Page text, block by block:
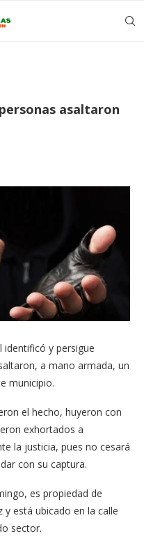
asaltaron
identificó y persigue
a mano armada, un
municipio.
el hecho, huyeron con
exhortados a
la justicia, pues no cesará
con su captura.
es propiedad de
y está ubicado en la calle
sector.